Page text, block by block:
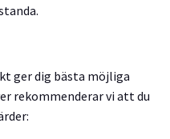
ger dig bästa möjliga
rekommenderar vi att du